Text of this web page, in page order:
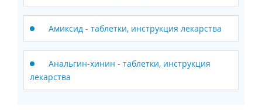
Амиксид - таблетки, инструкция лекарства
Анальгин-хинин - таблетки, инструкция
лекарства